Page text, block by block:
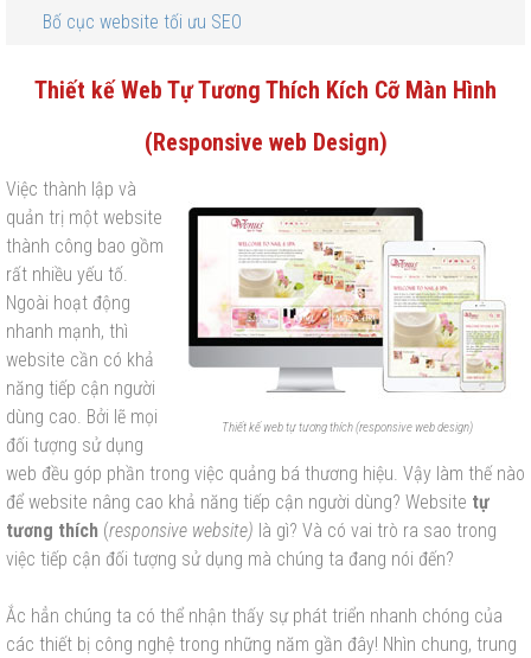
Bố cục website tối ưu SEO
Thiết kế Web Tự Tương Thích Kích Cỡ Màn Hình
(Responsive web Design)
Thiết kế web tự tương thích (responsive web design)
Việc thành lập và
quản trị một website
thành công bao gồm
rất nhiều yếu tố.
Ngoài hoạt động
nhanh mạnh, thì
website cần có khả
năng tiếp cận người
dùng cao. Bởi lẽ mọi
đối tượng sử dụng
web đều góp phần trong việc quảng bá thương hiệu. Vậy làm thế nào
để website nâng cao khả năng tiếp cận người dùng? Website tự
tương thích (responsive website) là gì? Và có vai trò ra sao trong
việc tiếp cận đối tượng sử dụng mà chúng ta đang nói đến?
Ắc hẳn chúng ta có thể nhận thấy sự phát triển nhanh chóng của
các thiết bị công nghệ trong những năm gần đây! Nhìn chung, trung